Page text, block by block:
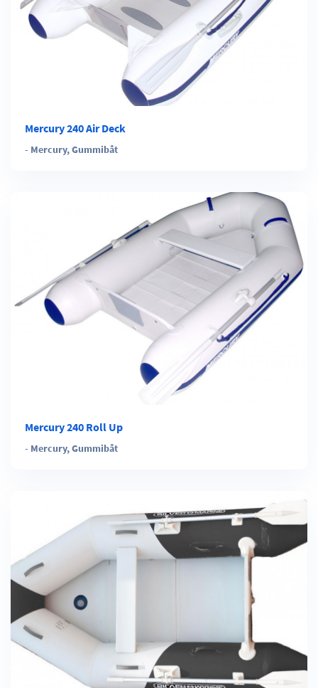
Mercury 240 Air Deck
- Mercury,Gummibåt
Mercury 240 Roll Up
- Mercury,Gummibåt